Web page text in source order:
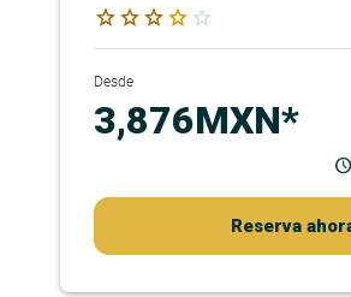
starstarstarstar star
Desde
3,876MXN*
Reserva